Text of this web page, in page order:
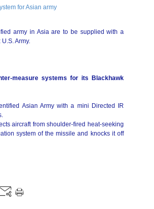
army in Asia are to be supplied with a
Army.
measure systems for its Blackhawk
Asian Army with a mini Directed IR
aircraft from shoulder-fired heat-seeking
system of the missile and knocks it off